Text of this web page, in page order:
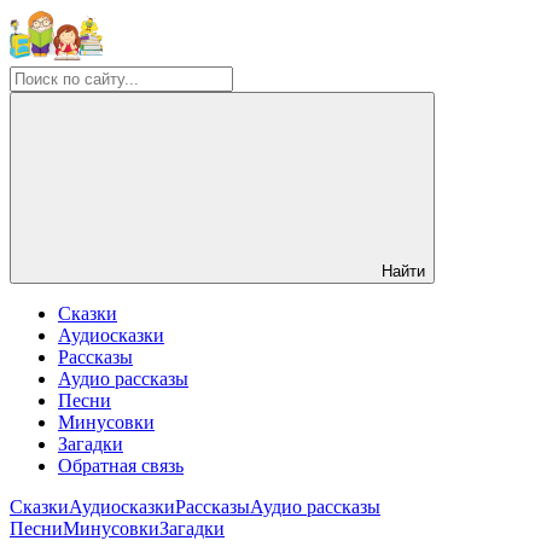
Найти
Сказки
Аудиосказки
Рассказы
Аудио рассказы
Песни
Минусовки
Загадки
Обратная связь
СказкиАудиосказкиРассказыАудио рассказы
ПесниМинусовкиЗагадки